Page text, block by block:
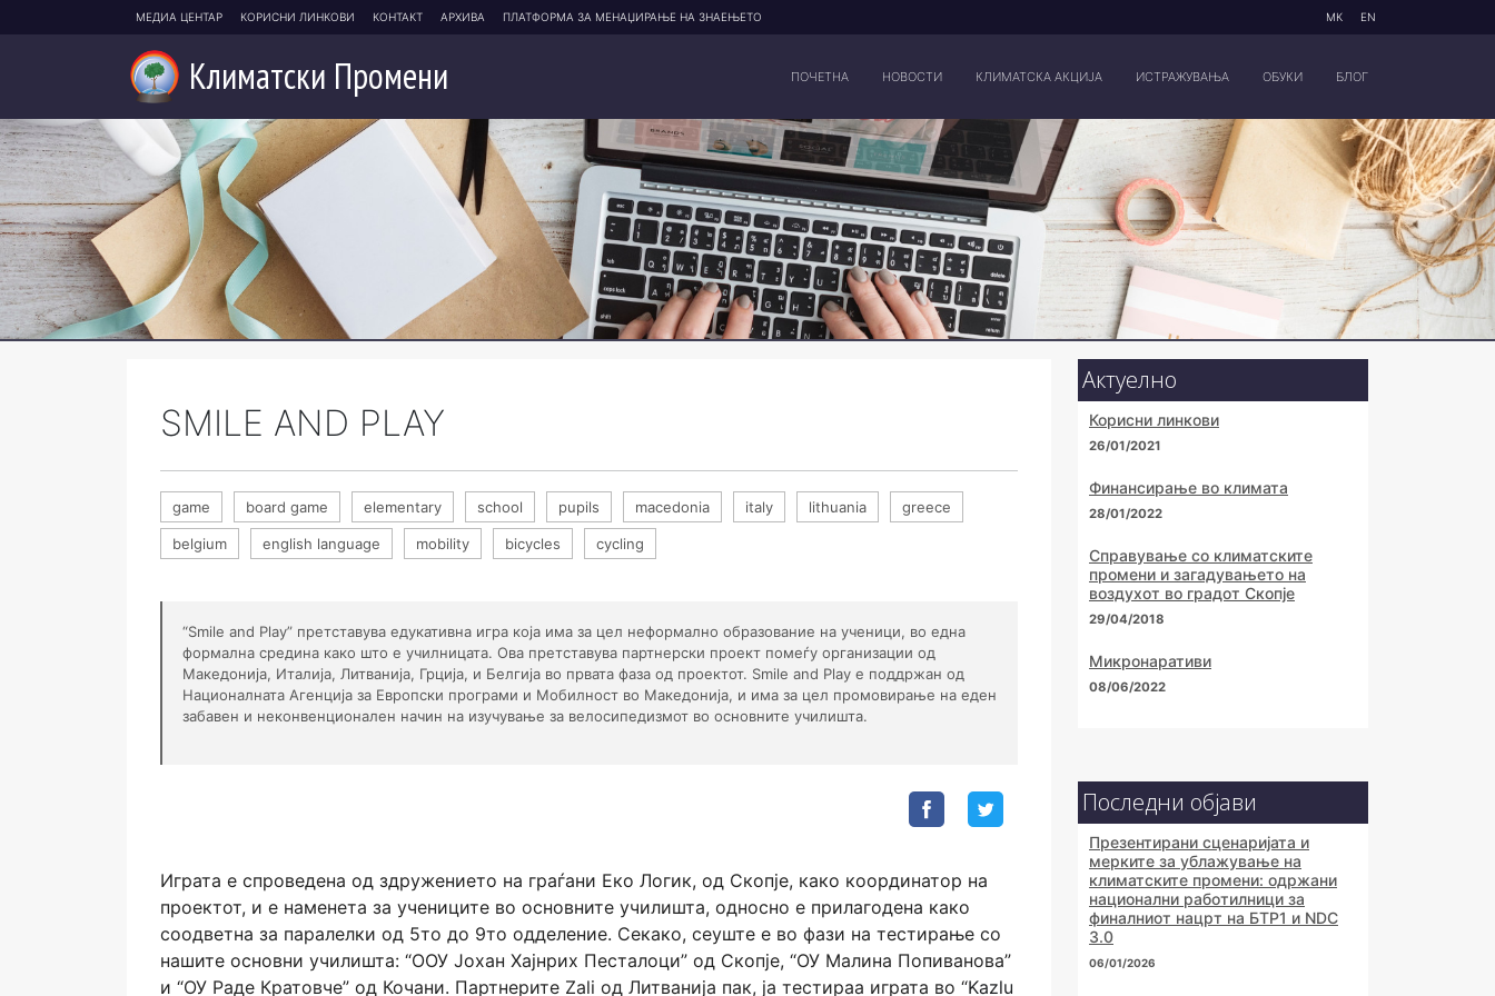
МЕДИА ЦЕНТАР КОРИСНИ ЛИНКОВИ КОНТАКТ АРХИВА ПЛАТФОРМА ЗА МЕНАЏИРАЊЕ НА ЗНАЕЊЕТО МК EN
Климатски Промени ПОЧЕТНА НОВОСТИ КЛИМАТСКА АКЦИЈА ИСТРАЖУВАЊА ОБУКИ БЛОГ
SMILE AND PLAY
game board game elementary school pupils macedonia italy lithuania greece
belgium english language mobility bicycles cycling
“Smile and Play” претставува едукативна игра која има за цел неформално образование на ученици, во една
формална средина како што е училницата. Ова претставува партнерски проект помеѓу организации од
Македонија, Италија, Литванија, Грција, и Белгија во првата фаза од проектот. Smile and Play е поддржан од
Националната Агенција за Европски програми и Мобилност во Македонија, и има за цел промовирање на еден
забавен и неконвенционален начин на изучување за велосипедизмот во основните училишта.
Играта е спроведена од здружението на граѓани Еко Логик, од Скопје, како координатор на
проектот, и е наменета за учениците во основните училишта, односно е прилагодена како
соодветна за паралелки од 5то до 9то одделение. Секако, сеуште е во фази на тестирање со
нашите основни училишта: “ООУ Јохан Хајнрих Песталоци” од Скопје, “ОУ Малина Попиванова”
и “ОУ Раде Кратовче” од Кочани. Партнерите Zali од Литванија пак, ја тестираа играта во “Kazlu
Актуелно
Корисни линкови
26/01/2021
Финансирање во климата
28/01/2022
Справување со климатските
промени и загадувањето на
воздухот во градот Скопје
29/04/2018
Микронаративи
08/06/2022
Последни објави
Презентирани сценаријата и
мерките за ублажување на
климатските промени: одржани
национални работилници за
финалниот нацрт на БТР1 и NDC
3.0
06/01/2026